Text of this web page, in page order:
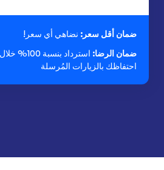
ضمان أقل سعر: نضاهي أي سعر!
ضمان الرضا:
استرداد
احتفاظك بالزيارات المُرسلة